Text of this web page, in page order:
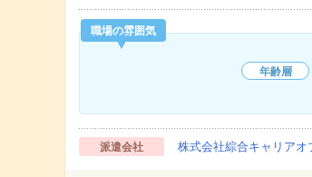
職場の雰囲気
年齢層
派遣会社 株式会社綜合キャリア